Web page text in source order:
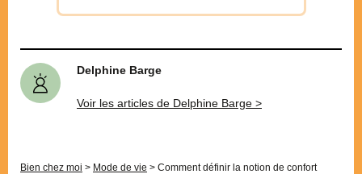
Delphine Barge
Voir les articles de Delphine Barge >
Bien chez moi > Mode de vie > Comment définir la notion de confort